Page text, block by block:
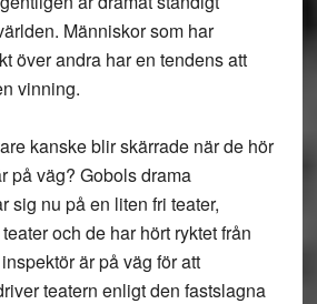
Människor som har
över andra har en tendens att
vinning.
kanske blir skärrade när de hör
på väg? Gobols drama
sig nu på en liten fri teater,
och de har hört ryktet från
är på väg för att
teatern enligt den fastslagna